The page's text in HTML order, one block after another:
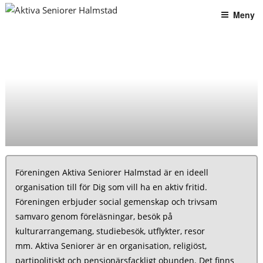
Hoppa
Meny
Föreningen Aktiva Seniorer Halmstad är en ideell
organisation till för Dig som vill ha en aktiv fritid.
Föreningen erbjuder social gemenskap och trivsam
samvaro genom föreläsningar, besök på
kulturarrangemang, studiebesök, utflykter, resor
mm. Aktiva Seniorer är en organisation, religiöst,
partipolitiskt och pensionärsfackligt obunden. Det finns